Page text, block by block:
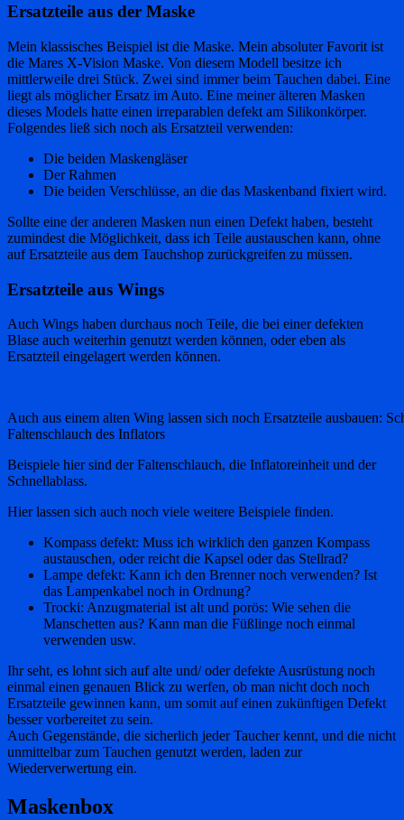
Ersatzteile aus der Maske
Mein klassisches Beispiel ist die Maske. Mein absoluter Favorit ist
die Mares X-Vision Maske. Von diesem Modell besitze ich
mittlerweile drei Stück. Zwei sind immer beim Tauchen dabei. Eine
liegt als möglicher Ersatz im Auto. Eine meiner älteren Masken
dieses Models hatte einen irreparablen defekt am Silikonkörper.
Folgendes ließ sich noch als Ersatzteil verwenden:
Die beiden Maskengläser
Der Rahmen
Die beiden Verschlüsse, an die das Maskenband fixiert wird.
Sollte eine der anderen Masken nun einen Defekt haben, besteht
zumindest die Möglichkeit, dass ich Teile austauschen kann, ohne
auf Ersatzteile aus dem Tauchshop zurückgreifen zu müssen.
Ersatzteile aus Wings
Auch Wings haben durchaus noch Teile, die bei einer defekten
Blase auch weiterhin genutzt werden können, oder eben als
Ersatzteil eingelagert werden können.
Auch aus einem alten Wing lassen sich noch Ersatzteile ausbauen:
Faltenschlauch des Inflators
Beispiele hier sind der Faltenschlauch, die Inflatoreinheit und der
Schnellablass.
Hier lassen sich auch noch viele weitere Beispiele finden.
Kompass defekt: Muss ich wirklich den ganzen Kompass
austauschen, oder reicht die Kapsel oder das Stellrad?
Lampe defekt: Kann ich den Brenner noch verwenden? Ist
das Lampenkabel noch in Ordnung?
Trocki: Anzugmaterial ist alt und porös: Wie sehen die
Manschetten aus? Kann man die Füßlinge noch einmal
verwenden usw.
Ihr seht, es lohnt sich auf alte und/ oder defekte Ausrüstung noch
einmal einen genauen Blick zu werfen, ob man nicht doch noch
Ersatzteile gewinnen kann, um somit auf einen zukünftigen Defekt
besser vorbereitet zu sein.
Auch Gegenstände, die sicherlich jeder Taucher kennt, und die nicht
unmittelbar zum Tauchen genutzt werden, laden zur
Wiederverwertung ein.
Maskenbox